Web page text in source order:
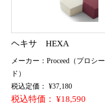
ヘキサ HEXA
メーカー：Proceed（プロシー
ド）
税込定価： ¥37,180
税込特価： ¥18,590